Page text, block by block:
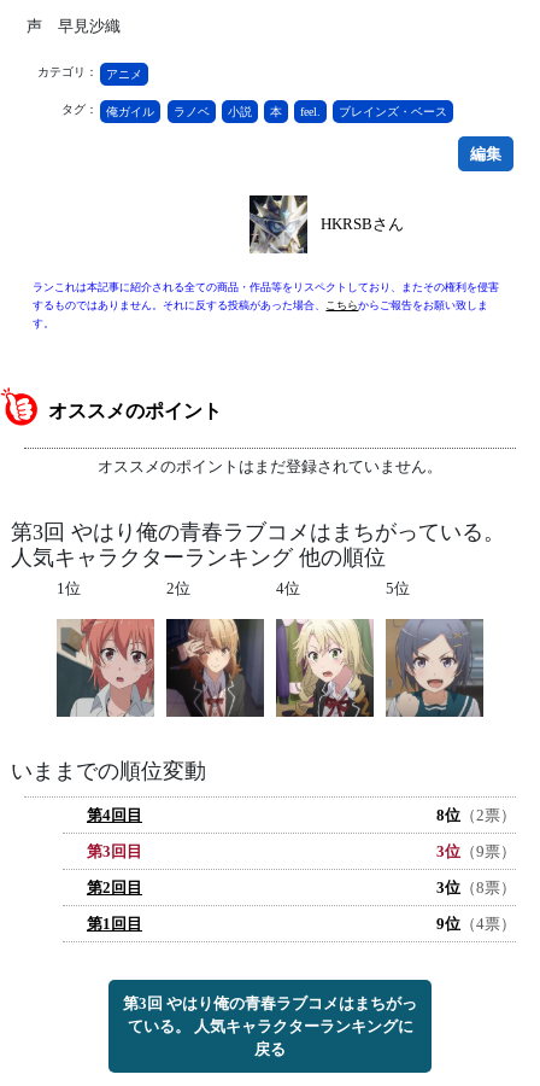
声 早見沙織
カテゴリ： アニメ
タグ： 俺ガイル ラノベ 小説 本 feel. ブレインズ・ベース
編集
HKRSBさん
ランこれは本記事に紹介される全ての商品・作品等をリスペクトしており、またその権利を侵害
するものではありません。それに反する投稿があった場合、
こちらからご報告をお願い致しま
す。
オススメのポイント
オススメのポイントはまだ登録されていません。
第3回 やはり俺の青春ラブコメはまちがっている。
人気キャラクターランキング 他の順位
1位 2位 4位 5位
いままでの順位変動
第4回目 8位 （2票）
第3回目
3位 （9票）
第2回目
3位 （8票）
第1回目
9位 （4票）
第3回 やはり俺の青春ラブコメはまちがっ
ている。 人気キャラクターランキングに
戻る